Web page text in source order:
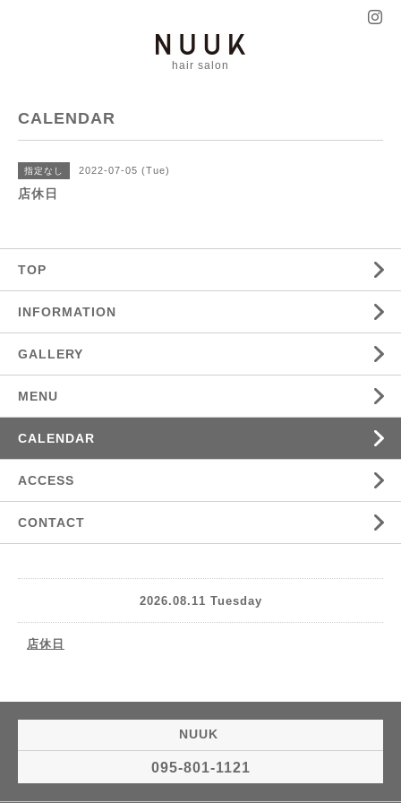
hair salon
CALENDAR
指定なし 2022-07-05 (Tue)
店休日
TOP
INFORMATION
GALLERY
MENU
CALENDAR
ACCESS
CONTACT
2026.08.11 Tuesday
店休日
NUUK
095-801-1121